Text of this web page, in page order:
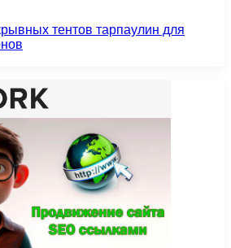
тентов тарпаулин для